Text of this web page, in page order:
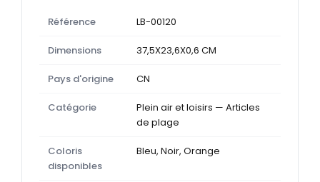
Référence LB-00120
Dimensions 37,5X23,6X0,6 CM
Pays d'origine CN
Catégorie
Plein air et loisirs — Articles
de plage
Coloris
disponibles
Bleu, Noir, Orange